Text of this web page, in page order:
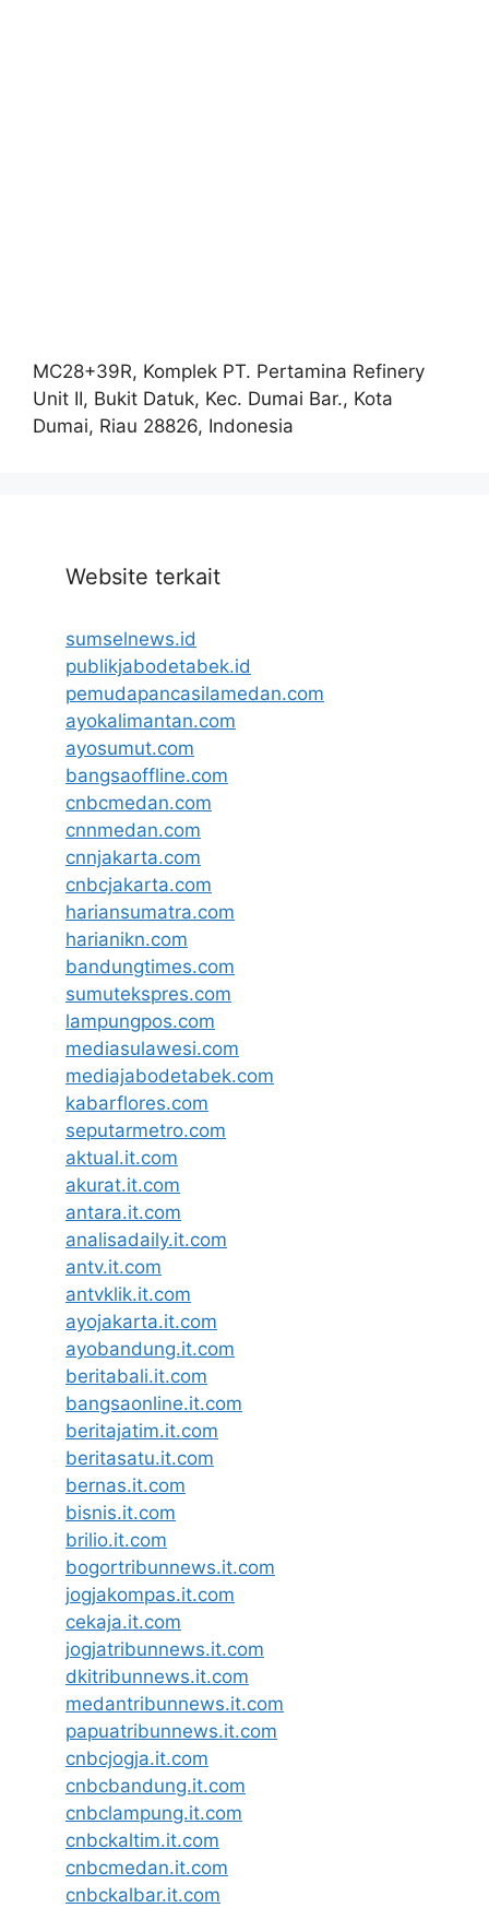
MC28+39R, Komplek PT. Pertamina Refinery
Unit II, Bukit Datuk, Kec. Dumai Bar., Kota
Dumai, Riau 28826, Indonesia
Website terkait
sumselnews.id
publikjabodetabek.id
pemudapancasilamedan.com
ayokalimantan.com
ayosumut.com
bangsaoffline.com
cnbcmedan.com
cnnmedan.com
cnnjakarta.com
cnbcjakarta.com
hariansumatra.com
harianikn.com
bandungtimes.com
sumutekspres.com
lampungpos.com
mediasulawesi.com
mediajabodetabek.com
kabarflores.com
seputarmetro.com
aktual.it.com
akurat.it.com
antara.it.com
analisadaily.it.com
antv.it.com
antvklik.it.com
ayojakarta.it.com
ayobandung.it.com
beritabali.it.com
bangsaonline.it.com
beritajatim.it.com
beritasatu.it.com
bernas.it.com
bisnis.it.com
brilio.it.com
bogortribunnews.it.com
jogjakompas.it.com
cekaja.it.com
jogjatribunnews.it.com
dkitribunnews.it.com
medantribunnews.it.com
papuatribunnews.it.com
cnbcjogja.it.com
cnbcbandung.it.com
cnbclampung.it.com
cnbckaltim.it.com
cnbcmedan.it.com
cnbckalbar.it.com